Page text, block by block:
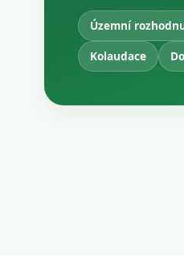
Územní
Kolaudace